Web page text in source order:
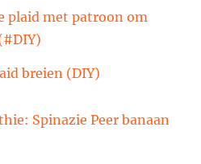
plaid met patroon om
breien (DIY)
Spinazie Peer banaan